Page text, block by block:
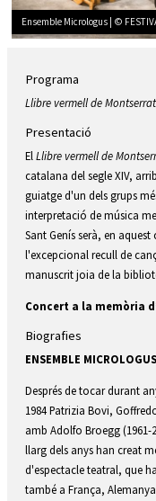
Ensemble Micrologus | ©
Programa
Llibre vermell de Montserrat
Presentació
ElLlibre vermell de
catalana del segle XIV,
guiatge d'un dels grups
interpretació de música
Sant Genís serà, en
l'excepcional recull de
manuscrit joia de la
Concert a la memòria
Biografies
ENSEMBLE MICROLOGUS
Després de tocar durant
1984 Patrizia Bovi,
amb Adolfo Broegg
llarg dels anys han creat
d'espectacle teatral, que
també a França,